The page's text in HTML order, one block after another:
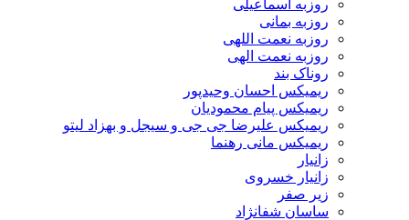
روزبه اسماعیلی
روزبه بمانی
روزبه نعمت اللهی
روزبه نعمت الهی
روناک بند
ریمیکس احسان وحیدپور
ریمیکس پیام محمودیان
ریمیکس علیرضا جی جی و سیجل و بهزاد لیتو
ریمیکس مانی رهنما
زانیار
زانیار خسروی
زیر صفر
ساسان شفانژاد